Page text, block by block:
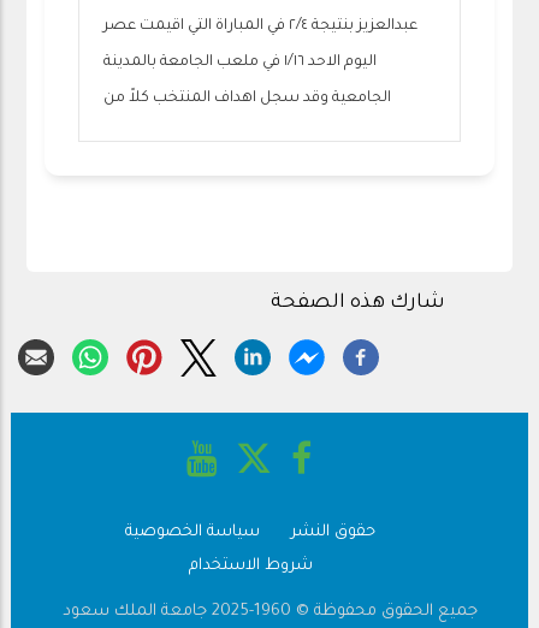
عبدالعزيز بنتيجة ٢/٤ في المباراة التي اقيمت عصر
اليوم الاحد ١/١٦ في ملعب الجامعة بالمدينة
الجامعية وقد سجل اهداف المنتخب كلاً من
شارك هذه الصفحة
حقوق النشر
سياسة الخصوصية
شروط الاستخدام
جميع الحقوق محفوظة © 1960-2025 جامعة الملك سعود